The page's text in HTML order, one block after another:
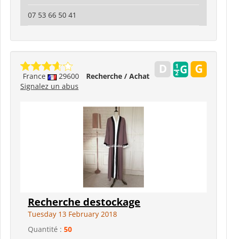
07 53 66 50 41
France 29600
Recherche / Achat
Signalez un abus
Recherche destockage
Tuesday 13 February 2018
Quantité : 50